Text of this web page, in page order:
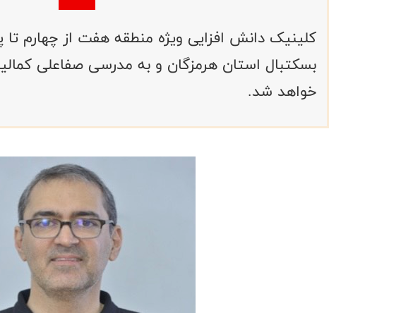
کلینیک دانش افزایی ویژه منطقه هفت از چهارم تا
بسکتبال استان هرمزگان و به مدرسی صفاعلی
خواهد شد.